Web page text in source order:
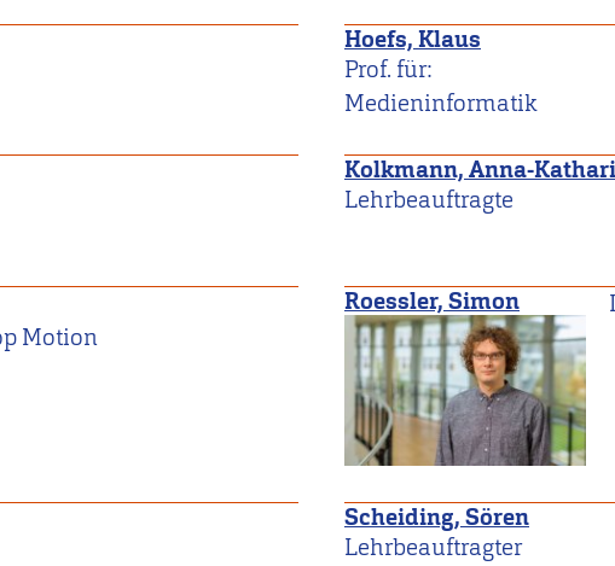
Hoefs, Klaus
Prof. für:
Medieninformatik
Kolkmann, Anna-
Lehrbeauftragte
Motion
Roessler, Simon
Scheiding, Sören
Lehrbeauftragter